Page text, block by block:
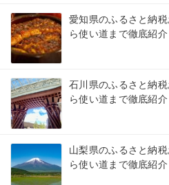
愛知県のふるさと納
ら使い道まで徹底紹介
石川県のふるさと納
ら使い道まで徹底紹介
山梨県のふるさと納
ら使い道まで徹底紹介